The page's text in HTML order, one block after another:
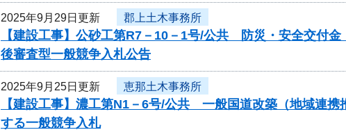
2025年9月29日更新 郡上土木事務所
【建設工事】公砂工第R7－10－1号/公共 防災・安全交付
後審査型一般競争入札公告
2025年9月25日更新 恵那土木事務所
【建設工事】濃工第N1－6号/公共 一般国道改築（地域連
する一般競争入札